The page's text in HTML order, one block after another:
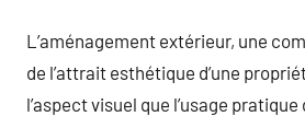
L’aménagement extérieur, une
de l’attrait esthétique d’une
l’aspect visuel que l’usage pratique